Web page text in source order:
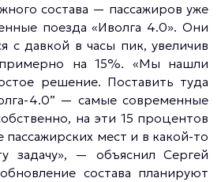
состава — пассажиров уже
поезда «Иволга 4.0». Они
с давкой в часы пик, увеличив
примерно на 15%. «Мы нашли
решение. Поставить туда
4.0” — самые современные
на эти 15 процентов
пассажирских мест и в какой-то
задачу», — объяснил Сергей
состава планируют